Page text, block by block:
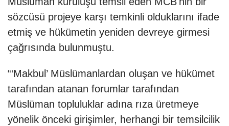
sözcüsü projeye karşı temkinli olduklarını ifade
etmiş ve hükümetin yeniden devreye girmesi
çağrısında bulunmuştu.
“‘Makbul’ Müslümanlardan oluşan ve hükümet
tarafından atanan forumlar tarafından
Müslüman topluluklar adına rıza üretmeye
yönelik önceki girişimler, herhangi bir temsilcilik